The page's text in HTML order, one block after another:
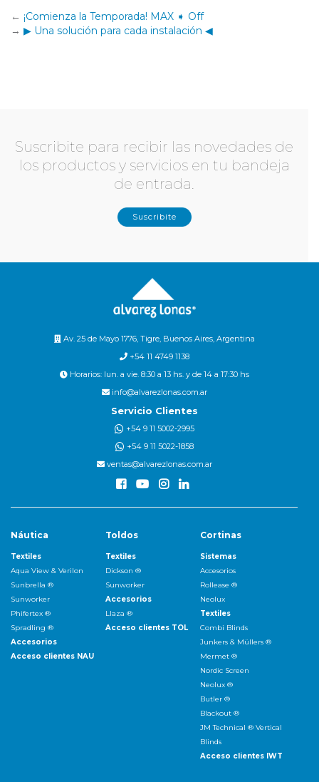
¡Comienza la Temporada! MAX ➧ Off
▶ Una solución para cada instalación ◀
Suscribite para recibir las novedades de
los productos y servicios en tu bandeja
de entrada.
Suscribite
Av. 25 de Mayo 1776, Tigre, Buenos Aires, Argentina
+54 11 4749 1138
Horarios: lun. a vie. 8:30 a 13 hs. y de 14 a 17:30 hs
info@alvarezlonas.com.ar
Servicio Clientes
+54 9 11 5002-2995
+54 9 11 5022-1858
ventas@alvarezlonas.com.ar
Náutica
Textiles
Aqua View & Verilon
Sunbrella ®
Sunworker
Phifertex ®
Spradling ®
Accesorios
Acceso clientes NAU
Toldos
Textiles
Dickson ®
Sunworker
Accesorios
Llaza ®
Acceso clientes TOL
Cortinas
Sistemas
Accesorios
Rollease ®
Neolux
Textiles
Combi Blinds
Junkers & Müllers ®
Mermet ®
Nordic Screen
Neolux ®
Butler ®
Blackout ®
JM Technical ® Vertical
Blinds
Acceso clientes IWT